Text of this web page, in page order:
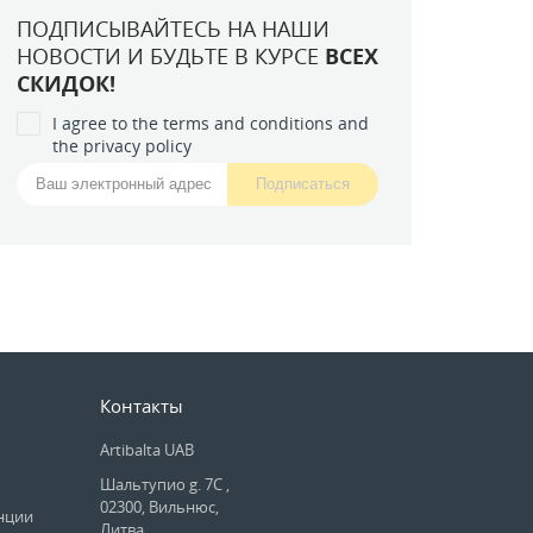
ПОДПИСЫВАЙТЕСЬ НА НАШИ
НОВОСТИ И БУДЬТЕ В КУРСЕ ВСЕХ
СКИДОК!
I agree to the terms and conditions and
the privacy policy
Контакты
Artibalta UAB
Шальтупио g. 7C ,
02300, Вильнюс,